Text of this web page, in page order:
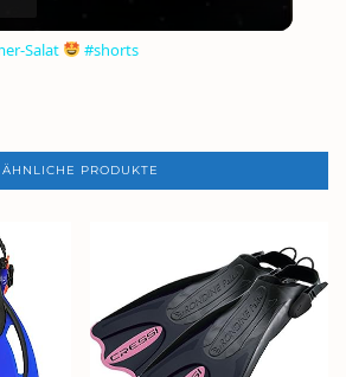
Salat #shorts
ÄHNLICHE PRODUKTE